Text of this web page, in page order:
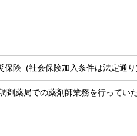
保険 (社会保険加入条件は法定通
剤薬局での薬剤師業務を行ってい